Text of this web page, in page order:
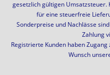
gesetzlich gültigen Umsatzsteuer.
für eine steuerfreie
Sonderpreise und Nachlässe
Zahlung
Registrierte Kunden haben
Wunsch